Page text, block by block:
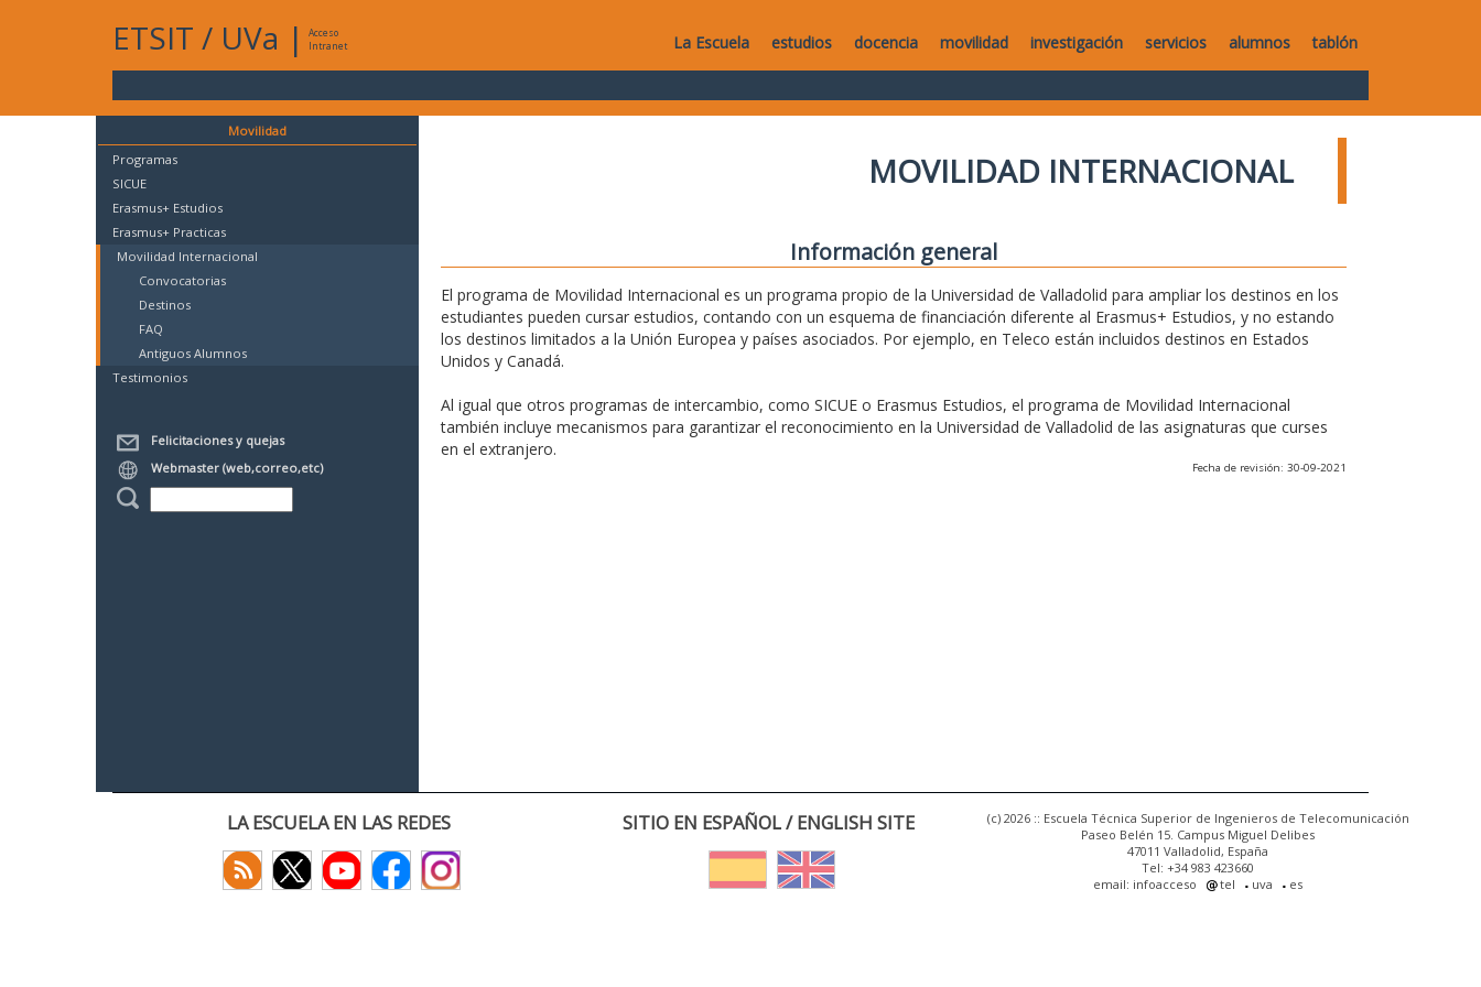
ETSIT / UVa |
Acceso
Intranet
La Escuela estudios docencia movilidad investigación servicios alumnos tablón
Movilidad
Programas
SICUE
Erasmus+ Estudios
Erasmus+ Practicas
Movilidad Internacional
Convocatorias
Destinos
FAQ
Antiguos Alumnos
Testimonios
Felicitaciones y quejas
Webmaster (web,correo,etc)
MOVILIDAD INTERNACIONAL
Información general
El programa de Movilidad Internacional es un programa propio de la Universidad de Valladolid para ampliar los destinos en los
estudiantes pueden cursar estudios, contando con un esquema de financiación diferente al Erasmus+ Estudios, y no estando
los destinos limitados a la Unión Europea y países asociados. Por ejemplo, en Teleco están incluidos destinos en Estados
Unidos y Canadá.
Al igual que otros programas de intercambio, como SICUE o Erasmus Estudios, el programa de Movilidad Internacional
también incluye mecanismos para garantizar el reconocimiento en la Universidad de Valladolid de las asignaturas que curses
en el extranjero.
Fecha de revisión: 30-09-2021
LA ESCUELA EN LAS REDES SITIO EN ESPAÑOL / ENGLISH SITE
(c) 2026 :: Escuela Técnica Superior de Ingenieros de Telecomunicación
Paseo Belén 15. Campus Miguel Delibes
47011 Valladolid, España
Tel: +34 983 423660
email: infoacceso
tel uva es